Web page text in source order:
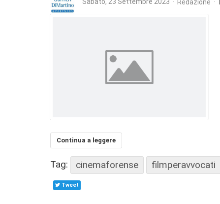
Redazione
Continua a leggere
Tag: cinemaforense filmperavvocati
Tweet